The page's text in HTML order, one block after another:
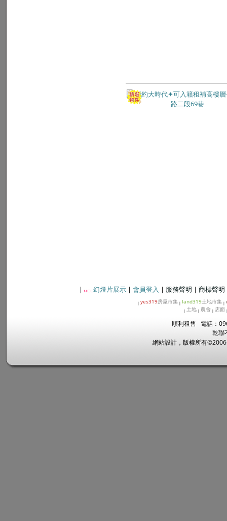
| 幻燈片展示 | 會員登入 | 服務聲明 | 商標聲明
| yes319房屋市集 | land319土地市集 |
| 土地 | 農舍 | 店面
順利租售 電話：
乾聯
網站設計，版權所有